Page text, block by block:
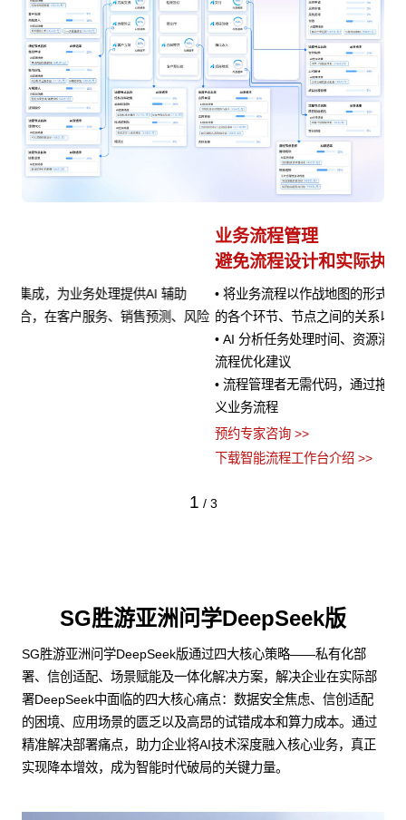
避免流程设计和实际执行差异
• 将业务流程以作战地图的形式进行可视化呈现，清晰展示流程
的各个环节、节点之间的关系以及当前流程所处阶段
• AI 分析任务处理时间、资源消耗等指标数据，定位瓶颈并提供
• 流程管理者无需代码，通过拖拽、参数设置等方式即可快速定
1 / 3
SG胜游亚洲问学DeepSeek版
SG胜游亚洲问学DeepSeek版通过四大核心策略——私有化部
署、信创适配、场景赋能及一体化解决方案，解决企业在实际部
署DeepSeek中面临的四大核心痛点：数据安全焦虑、信创适配
的困境、应用场景的匮乏以及高昂的试错成本和算力成本。通过
精准解决部署痛点，助力企业将AI技术深度融入核心业务，真正
实现降本增效，成为智能时代破局的关键力量。